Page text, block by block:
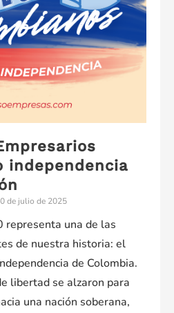
independencia
de julio de 2025
representa una de las
de nuestra historia: el
de Colombia.
libertad se alzaron para
una nación soberana,